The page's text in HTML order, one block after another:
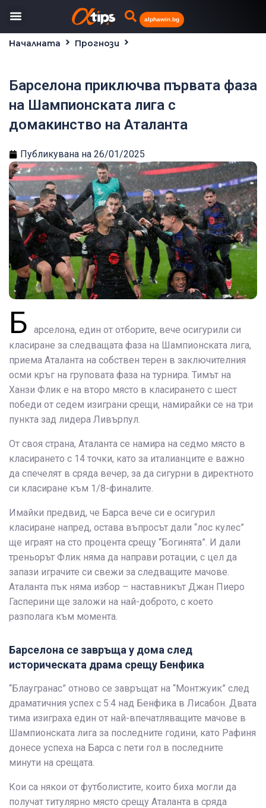
alphawin.bg
Началната
Прогнози
Барселона приключва първата фаза
на Шампионската лига с
домакинство на Аталанта
Публикувана на 26/01/2025
Б
арселона, един от отборите, вече осигурили си
класиране за следващата фаза на Шампионската лига,
приема Аталанта на собствен терен в заключителния
осми кръг на груповата фаза на турнира. Тимът на
Ханзи Флик е на второ място в класирането с шест
победи от седем изиграни срещи, намирайки се на три
пункта зад лидера Ливърпул.
От своя страна, Аталанта се намира на седмо място в
класирането с 14 точки, като за италианците е важно
да спечелят в сряда вечер, за да сигурни в директното
си класиране към 1/8-финалите.
Имайки предвид, че Барса вече си е осигурил
класиране напред, остава въпросът дали “лос кулес”
ще играят на сто процента срещу “Богинята”. И дали
треньорът Флик няма да направи ротации, с цел да
запази играчите си свежи за следващите мачове.
Аталанта пък няма избор – наставникът Джан Пиеро
Гасперини ще заложи на най-доброто, с което
разполага към момента.
Барселона се завръща у дома след
историческата драма срещу Бенфика
“Блаугранас” отново се завръщат на “Монтжуик” след
драматичния успех с 5:4 над Бенфика в Лисабон. Двата
тима изиграха един от най-впечатляващите мачове в
Шампионската лига за последните години, като Рафиня
донесе успеха на Барса с пети гол в последните
минути на срещата.
Кои са някои от футболистите, които биха могли да
получат титулярно място срещу Аталанта в сряда